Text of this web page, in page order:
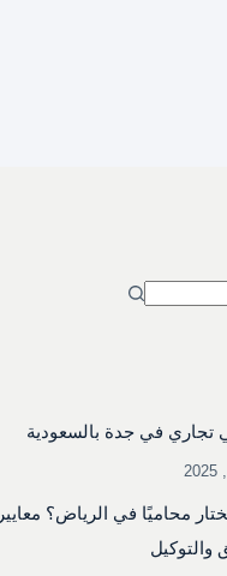
تجاري في جدة بالسعودية
محاميًا في الرياض؟ معايير
والتوكيل